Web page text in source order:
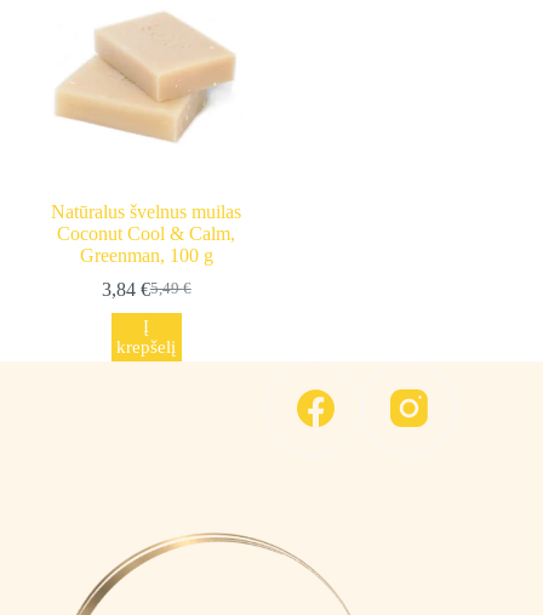
Natūralus švelnus muilas
Coconut Cool & Calm,
Greenman, 100 g
5,49€
Original
price
was:
5,49 €.
3,84 €Current
price
is:
3,84 €.
Į
krepšelį